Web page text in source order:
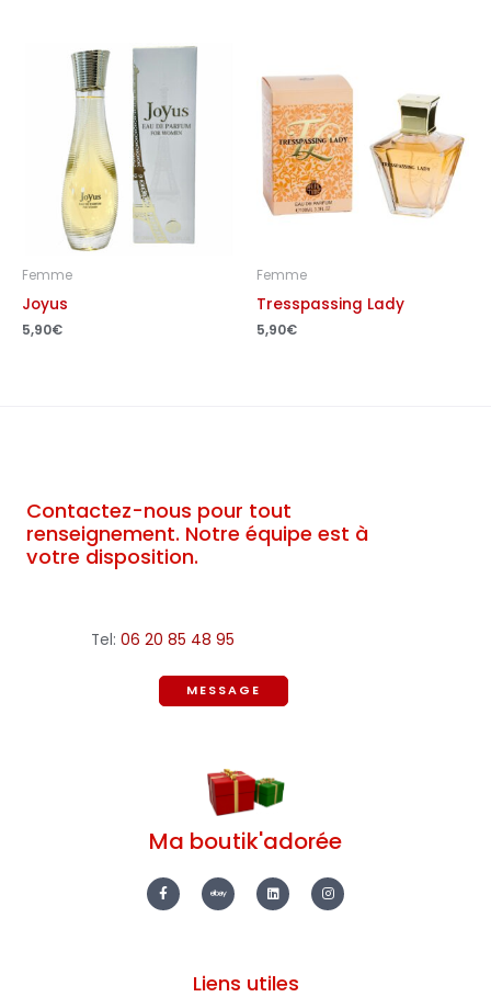
Femme
Joyus
5,90€
Femme
Tresspassing Lady
5,90€
Contactez-nous pour tout
renseignement. Notre équipe est à
votre disposition.
Tel: 06 20 85 48 95
MESSAGE
Ma boutik'adorée
a
c
e
b
a
y
i
n
k
n
s
t
Liens utiles